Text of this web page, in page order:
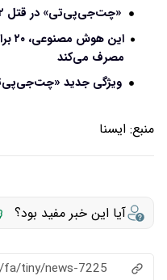
«چت‌جی‌پی‌تی» در قتل ۲ مرد توسط یک زن نقش داشته است
این
مصرف می‌کند
ویژگی جدید
منبع: ايسنا
آیا این خبر مفید بود؟
fa/tiny/news-7225